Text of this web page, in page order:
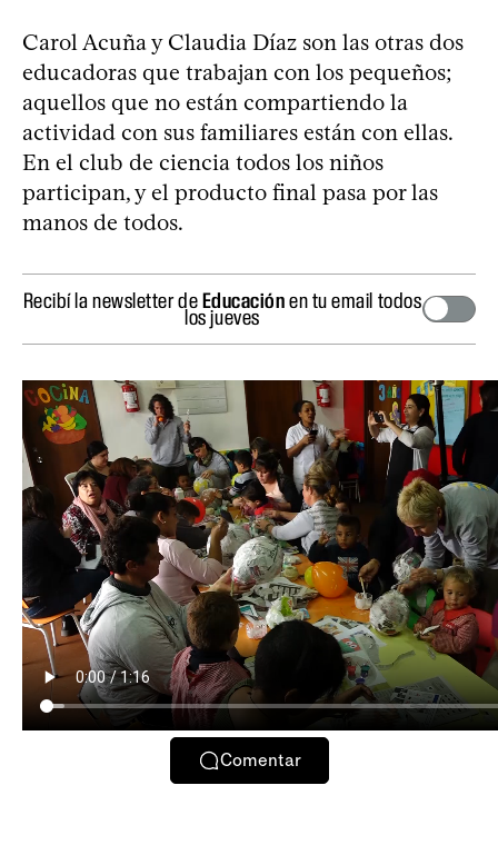
Carol Acuña y Claudia Díaz son las otras dos
educadoras que trabajan con los pequeños;
aquellos que no están compartiendo la
actividad con sus familiares están con ellas.
En el club de ciencia todos los niños
participan, y el producto final pasa por las
manos de todos.
Recibí la newsletter deEducaciónen tu email todos
los jueves
Comentar